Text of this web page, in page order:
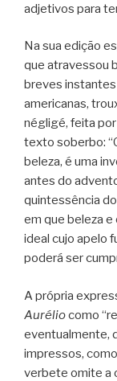
adjetivos para
Na sua edição
que atravessou
breves instantes
americanas,
négligé, feita
texto soberbo:
beleza, é uma
antes do
quintessência
em que beleza e
ideal cujo apelo
poderá ser
A própria
Auréliocomo
eventualmente,
impressos,
verbete omite a